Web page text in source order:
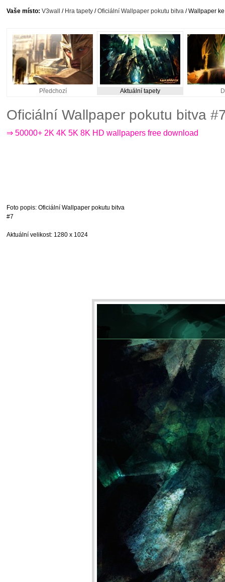
Vaše místo: V3wall / Hra tapety /Oficiální Wallpaper pokutu bitva / Wallpaper
Předchozí Aktuální tapety
Oficiální Wallpaper pokutu bitva
⇒ 50000+ 2K 4K 5K 8K HD wallpapers free download
Foto popis: Oficiální Wallpaper pokutu bitva
#7
Aktuální velikost: 1280 x 1024